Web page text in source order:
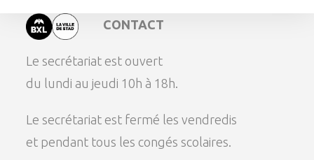
CONTACT
Le secrétariat est ouvert
du lundi au jeudi 10h à 18h.
Le secrétariat est fermé les vendredis
et pendant tous les congés scolaires.